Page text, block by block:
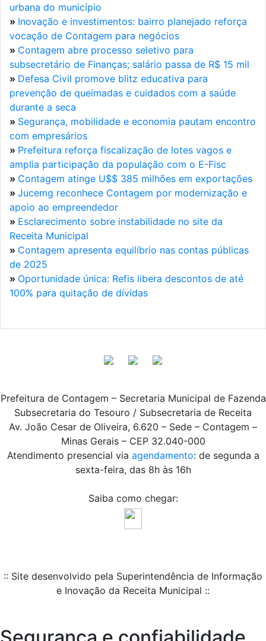
urbana do município
» Inovação e investimentos: bairro planejado reforça
vocação de Contagem para negócios
» Contagem abre processo seletivo para
subsecretário de Finanças; salário passa de R$ 15 mil
» Defesa Civil promove blitz educativa para
prevenção de queimadas e cuidados com a saúde
durante a seca
» Segurança, mobilidade e economia pautam encontro
com empresários
» Prefeitura reforça fiscalização de lotes vagos e
amplia participação da população com o E-Fisc
» Contagem atinge U$$ 385 milhões em exportações
» Jucemg reconhece Contagem por modernização e
apoio ao empreendedor
» Esclarecimento sobre instabilidade no site da
Receita Municipal
» Contagem apresenta equilíbrio nas contas públicas
de 2025
» Oportunidade única: Refis libera descontos de até
100% para quitação de dívidas
Prefeitura de Contagem – Secretaria Municipal de Fazenda
Subsecretaria do Tesouro / Subsecretaria de Receita
Av. João Cesar de Oliveira, 6.620 – Sede – Contagem –
Minas Gerais – CEP 32.040-000
Atendimento presencial via agendamento: de segunda a
sexta-feira, das 8h às 16h
Saiba como chegar:
:: Site desenvolvido pela Superintendência de Informação
e Inovação da Receita Municipal ::